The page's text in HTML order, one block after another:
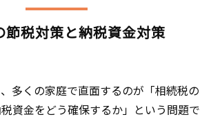
節税対策と納税資金対策
多くの家庭で直面するのが「相続税の
資金をどう確保するか」という問題で